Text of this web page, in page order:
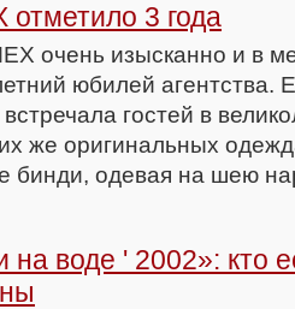
3 года
очень изысканно и в
юбилей агентства.
гостей в
же оригинальных
бинди, одевая на шею
на воде ' 2002»: кто